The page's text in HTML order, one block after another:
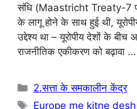
e
b
o
o
k
s
A
p
p
gr
a
m
e
st
संधि (Maastricht Treaty-7
के लागू होने के साथ हुई थी,
उद्देश्य था – यूरोपीय देशों के बीच
राजनीतिक एकीकरण को बढ़ावा …
Categories
2.सत्ता के समकालीन केंद्र
Tags
Europe me kitne